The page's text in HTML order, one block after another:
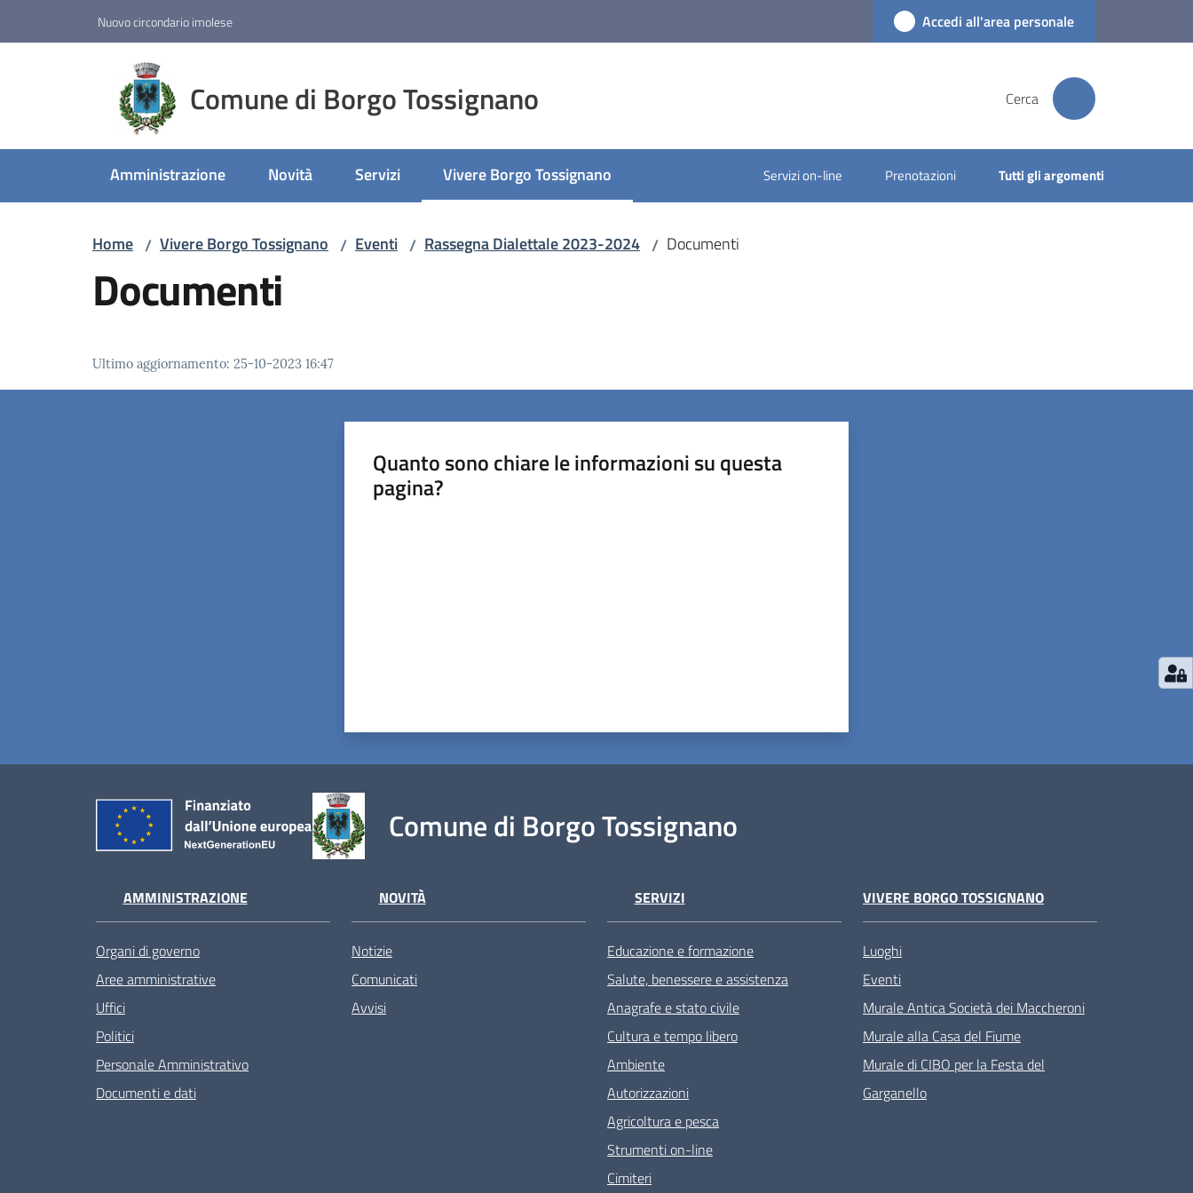
Nuovo circondario imolese Accedi all'area personale
Comune di Borgo Tossignano Cerca
Amministrazione Novità Servizi Vivere Borgo Tossignano
Menu selezionato Servizi on-line Prenotazioni Tutti gli argomenti
Home / Vivere Borgo Tossignano / Eventi / Rassegna Dialettale 2023-2024 / Documenti
Documenti
Ultimo aggiornamento: 25-10-2023 16:47
Quanto sono chiare le informazioni su questa
pagina?
Comune di Borgo Tossignano
AMMINISTRAZIONE
Organi di governo
Aree amministrative
Uffici
Politici
Personale Amministrativo
Documenti e dati
NOVITÀ
Notizie
Comunicati
Avvisi
SERVIZI
Educazione e formazione
Salute, benessere e assistenza
Anagrafe e stato civile
Cultura e tempo libero
Ambiente
Autorizzazioni
Agricoltura e pesca
Strumenti on-line
Cimiteri
VIVERE BORGO TOSSIGNANO
Luoghi
Eventi
Murale Antica Società dei Maccheroni
Murale alla Casa del Fiume
Murale di CIBO per la Festa del
Garganello